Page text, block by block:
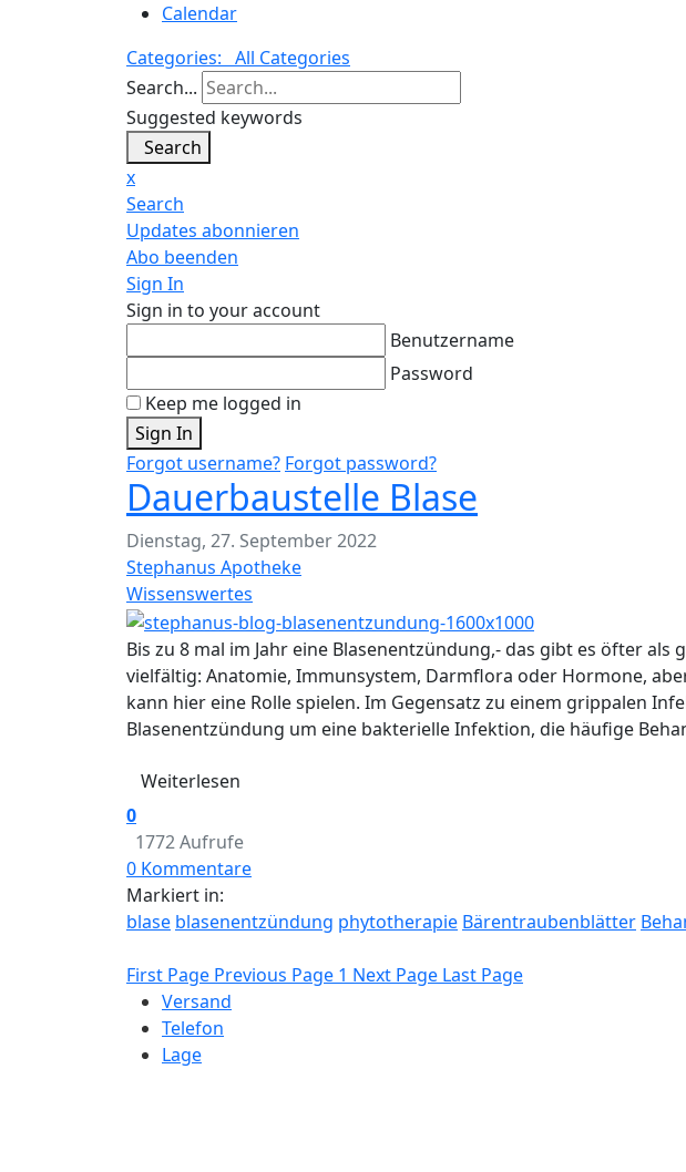
Calendar
Categories: All Categories
Search...
Suggested keywords
Search
x
Search
Updates abonnieren
Abo beenden
Sign In
Sign in to your account
Benutzername
Password
Keep me logged in
Sign In
Forgot username? Forgot password?
Dauerbaustelle Blase
Dienstag, 27. September 2022
Stephanus Apotheke
Wissenswertes
Bis zu 8 mal im Jahr eine Blasenentzündung,- das gibt es öfter als
vielfältig: Anatomie, Immunsystem, Darmflora oder Hormone,
kann hier eine Rolle spielen. Im Gegensatz zu einem grippalen
Blasenentzündung um eine bakterielle Infektion, die häufige
Weiterlesen
0
1772 Aufrufe
0 Kommentare
Markiert in:
blase blasenentzündung phytotherapie Bärentraubenblätter
First Page Previous Page 1 Next Page Last Page
Versand
Telefon
Lage